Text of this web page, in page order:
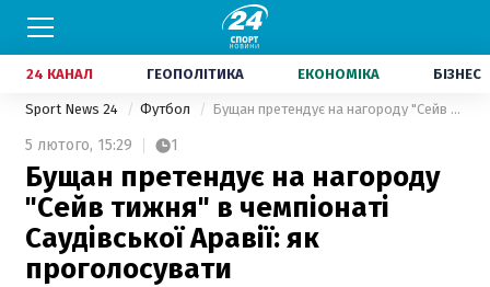
24 КАНАЛ ГЕОПОЛІТИКА ЕКОНОМІКА БІЗНЕС
Sport News 24 Футбол Бущан претендує на нагороду "Сейв тижня" в чемпіонаті Саудівської Аравії: як проголосувати
5 лютого, 15:29 1
Бущан претендує на нагороду
"Сейв тижня" в чемпіонаті
Саудівської Аравії: як
проголосувати